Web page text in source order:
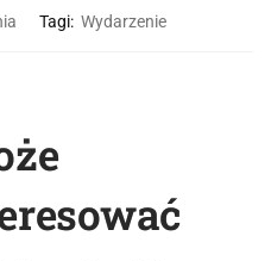
Tagi: Wydarzenie